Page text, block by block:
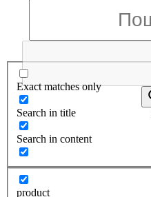
Exact matches only
Search in title
Search in content
product